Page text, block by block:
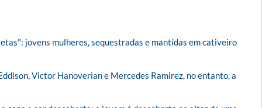
jovens mulheres, sequestradas e mantidas em cativeiro
Victor Hanoverian e Mercedes Ramirez, no entanto, a